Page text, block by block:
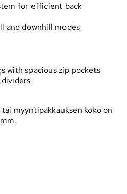
for efficient back
and downhill modes
with spacious zip pockets
myyntipakkauksen koko on